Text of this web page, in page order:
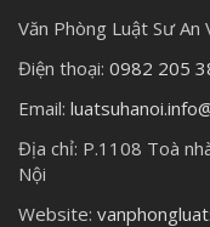
Văn Phòng Luật Sư An
Điện thoại: 0982 205
Email:
Địa chỉ: P.1108 Toà
Nội
Website: